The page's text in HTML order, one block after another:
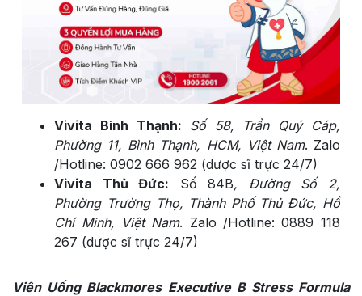
Vivita Bình Thạnh: Số 58, Trần Quý Cáp,
Phường 11, Bình Thạnh, HCM, Việt Nam. Zalo
/Hotline: 0902 666 962 (dược sĩ trực 24/7)
Vivita Thủ Đức: Số 84B, Đường Số 2,
Phường Trường Thọ, Thành Phố Thủ Đức, Hồ
Chí Minh, Việt Nam. Zalo /Hotline: 0889 118
267 (dược sĩ trực 24/7)
Viên Uống Blackmores Executive B Stress Formula